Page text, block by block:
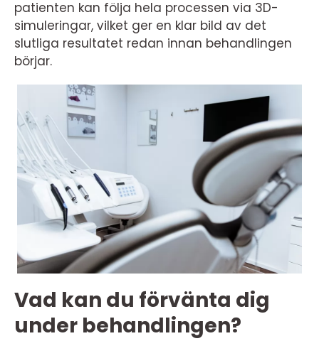
patienten kan följa hela processen via 3D-
simuleringar, vilket ger en klar bild av det
slutliga resultatet redan innan behandlingen
börjar.
Vad kan du förvänta dig
under behandlingen?